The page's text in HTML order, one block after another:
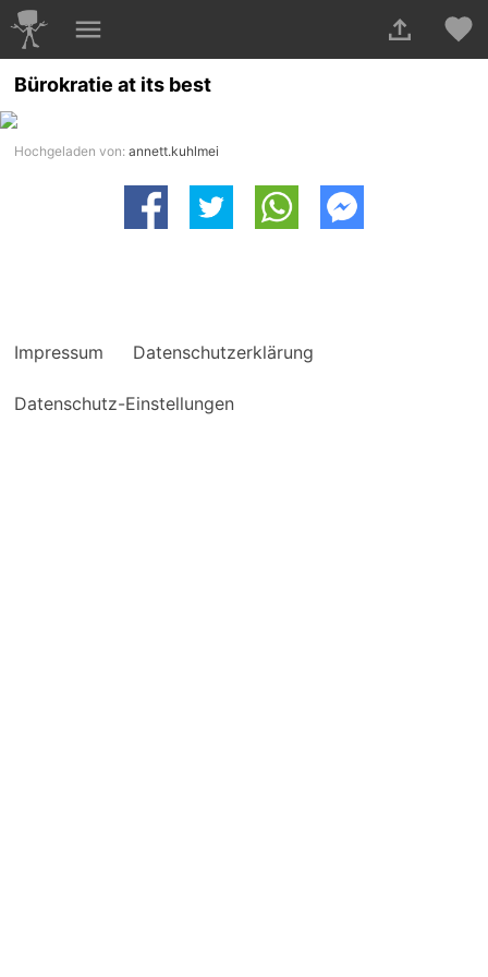
Bürokratie at its best
Hochgeladen von:annett.kuhlmei
Impressum Datenschutzerklärung
Datenschutz-Einstellungen